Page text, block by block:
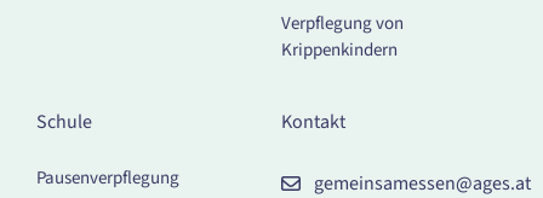
Verpflegung von
Krippenkindern
Schule
Pausenverpflegung
Kontakt
gemeinsamessen@ages.at